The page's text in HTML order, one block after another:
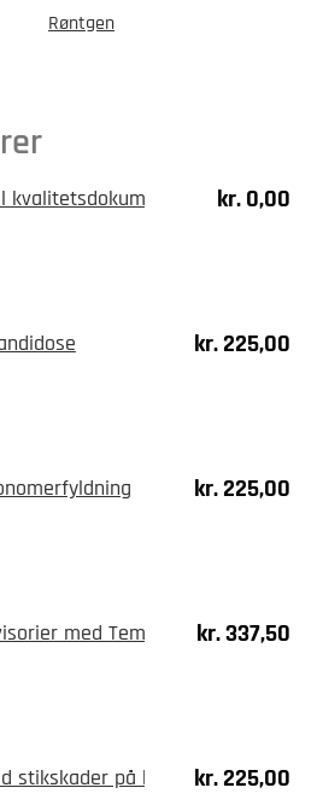
Røntgen
kr.0,00
kr.225,00
kr.225,00
med Temp Bond N/E cement
kr.337,50
stikskader på kontaminerede
kr.225,00